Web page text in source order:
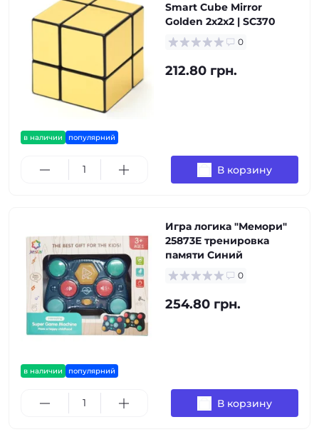
в наличии популярний
Smart Cube Mirror
Golden 2x2x2 | SC370
0
212.80 грн.
В корзину
в наличии популярний
Игра логика "Мемори"
25873E тренировка
памяти Синий
0
254.80 грн.
В корзину